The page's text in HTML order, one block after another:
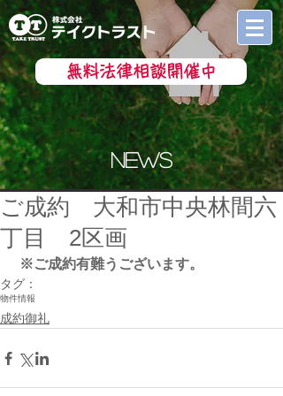
無料法律相談開催中
news
ご成約 大和市中央林間六
丁目 2区画
※ご成約有難うございます。
タグ：
物件情報
成約御礼